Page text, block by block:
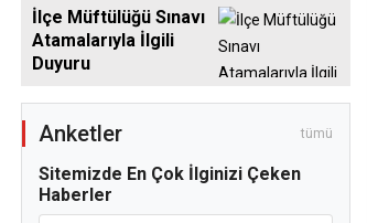
İlçe Müftülüğü Sınavı
Atamalarıyla İlgili
Duyuru
Anketler tümü
Sitemizde En Çok İlginizi Çeken
Haberler